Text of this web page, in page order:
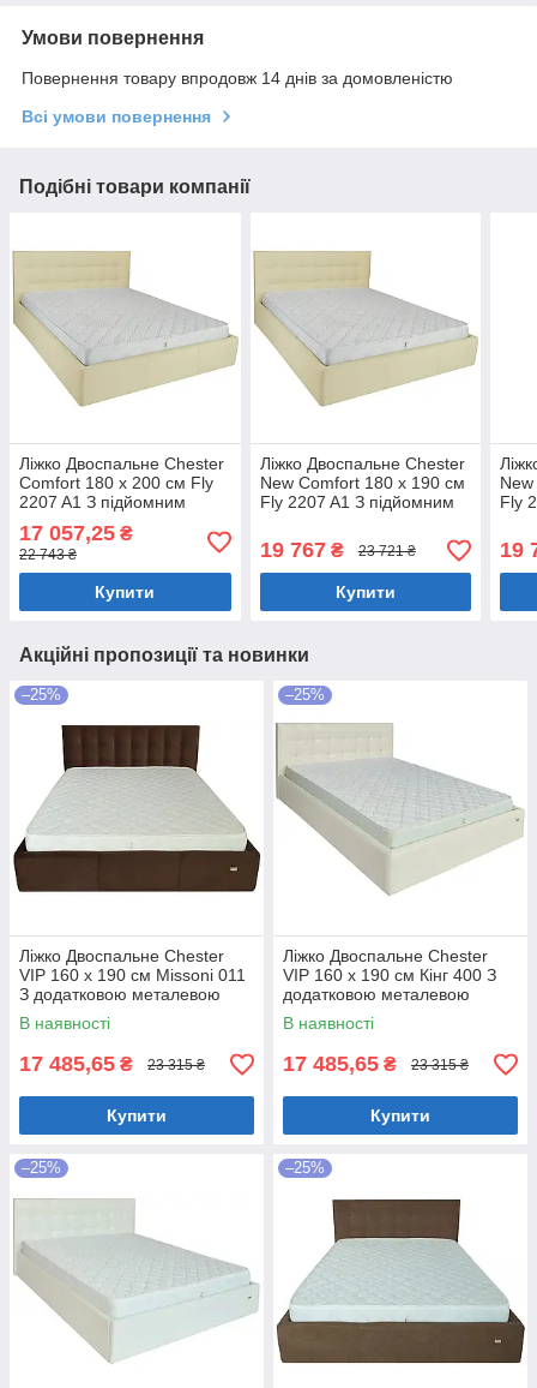
Умови повернення
Повернення товару впродовж 14 днів за домовленістю
Всі умови повернення
Подібні товари компанії
Ліжко Двоспальне Chester
Comfort 180 х 200 см Fly
2207 A1 З підйомним
механізмом та нішою для
білизни Бежевий
17 057,25 ₴
22 743 ₴
Купити
Ліжко Двоспальне Chester
New Comfort 180 х 190 см
Fly 2207 A1 З підйомним
білизни Бежевий
19 767₴ 23 721 ₴
Купити
Fly
19
Акційні пропозиції та новинки
–25%
Ліжко Двоспальне Chester
VIP 160 х 190 см Missoni 011
З додатковою металевою
цільнозварною рамою
Темно-коричневий
В наявності
17 485,65 ₴ 23 315 ₴
Купити
–25%
Ліжко Двоспальне Chester
VIP 160 х 190 см Кінг 400 З
додатковою металевою
цільнозварною рамою C1
Білий
В наявності
17 485,65 ₴ 23 315 ₴
Купити
–25% –25%